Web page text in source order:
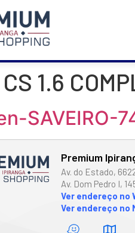
CS 1.6
SAVEIRO-
Premium
Av. do Estado,
Av. Dom Pedro I,
Ver endereço no
Ver endereço no